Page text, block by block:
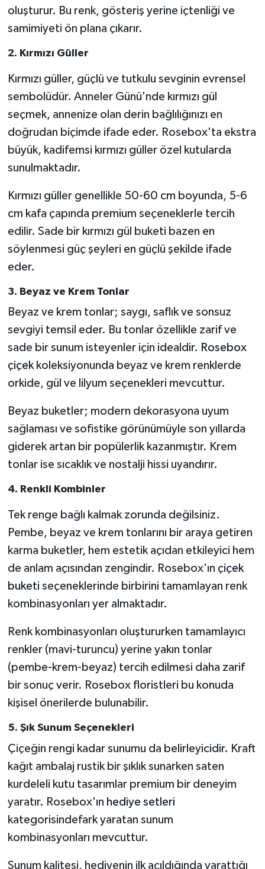
oluşturur. Bu renk, gösteriş yerine içtenliği ve
samimiyeti ön plana çıkarır.
2. Kırmızı Güller
Kırmızı güller, güçlü ve tutkulu sevginin evrensel
sembolüdür. Anneler Günü'nde kırmızı gül
seçmek, annenize olan derin bağlılığınızı en
doğrudan biçimde ifade eder. Rosebox'ta ekstra
büyük, kadifemsi kırmızı güller özel kutularda
sunulmaktadır.
Kırmızı güller genellikle 50-60 cm boyunda, 5-6
cm kafa çapında premium seçeneklerle tercih
edilir. Sade bir kırmızı gül buketi bazen en
söylenmesi güç şeyleri en güçlü şekilde ifade
eder.
3. Beyaz ve Krem Tonlar
Beyaz ve krem tonlar; saygı, saflık ve sonsuz
sevgiyi temsil eder. Bu tonlar özellikle zarif ve
sade bir sunum isteyenler için idealdir. Rosebox
çiçekkoleksiyonunda beyaz ve krem renklerde
orkide, gül ve lilyum seçenekleri mevcuttur.
Beyaz buketler; modern dekorasyona uyum
sağlaması ve sofistike görünümüyle son yıllarda
giderek artan bir popülerlik kazanmıştır. Krem
tonlar ise sıcaklık ve nostalji hissi uyandırır.
4. Renkli Kombinler
Tek renge bağlı kalmak zorunda değilsiniz.
Pembe, beyaz ve krem tonlarını bir araya getiren
karma buketler, hem estetik açıdan etkileyici hem
de anlam açısından zengindir. Rosebox'ın çiçek
buketi seçeneklerinde birbirini tamamlayan renk
kombinasyonları yer almaktadır.
Renk kombinasyonları oluştururken tamamlayıcı
renkler (mavi-turuncu) yerine yakın tonlar
(pembe-krem-beyaz) tercih edilmesi daha zarif
bir sonuç verir. Rosebox floristleri bu konuda
kişisel önerilerde bulunabilir.
5. Şık Sunum Seçenekleri
Çiçeğin rengi kadar sunumu da belirleyicidir. Kraft
kağıt ambalaj rustik bir şıklık sunarken saten
kurdeleli kutu tasarımlar premium bir deneyim
yaratır. Rosebox'ın hediye setleri
kategorisindefark yaratan sunum
kombinasyonları mevcuttur.
Sunum kalitesi, hediyenin ilk açıldığında yarattığı